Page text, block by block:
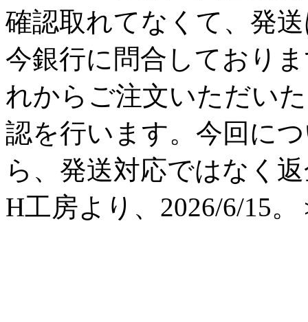
確認取れてなくて、発
今銀行に問合しており
れからご注文いただい
認を行います。今回に
ら、発送対応ではなく
H工房より、2026/6/15。